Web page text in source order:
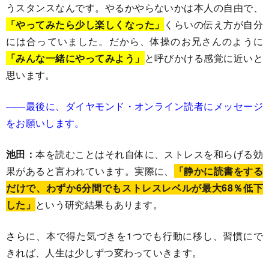
うスタンスなんです。やるかやらないかは本人の自由で、
「やってみたら少し楽しくなった」 くらいの伝え方が自分
には合っていました。だから、体操のお兄さんのように
「みんな一緒にやってみよう」 と呼びかける感覚に近いと
思います。
――最後に、ダイヤモンド・オンライン読者にメッセージ
をお願いします。
池田：本を読むことはそれ自体に、ストレスを和らげる効
果があると言われています。実際に、
「静かに読書をする
だけで、わずか6分間でもストレスレベルが最大68％低下
した」 という研究結果もあります。
さらに、本で得た気づきを1つでも行動に移し、習慣にで
きれば、人生は少しずつ変わっていきます。